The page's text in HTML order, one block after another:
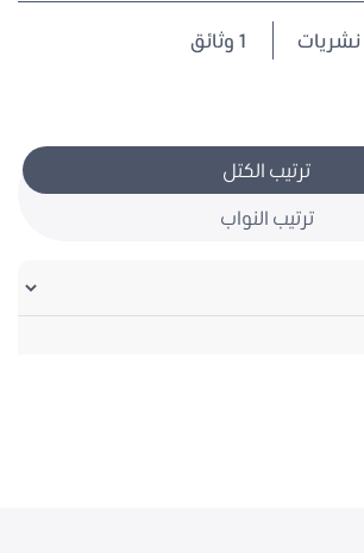
ترتيب الكتل
ترتيب النواب
1 وثائق